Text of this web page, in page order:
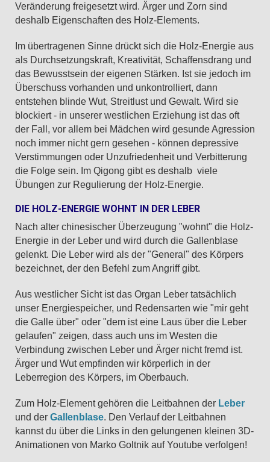
Veränderung freigesetzt wird. Ärger und Zorn sind
deshalb Eigenschaften des Holz-Elements.
Im übertragenen Sinne drückt sich die Holz-Energie aus
als Durchsetzungskraft, Kreativität, Schaffensdrang und
das Bewusstsein der eigenen Stärken. Ist sie jedoch im
Überschuss vorhanden und unkontrolliert, dann
entstehen blinde Wut, Streitlust und Gewalt. Wird sie
blockiert - in unserer westlichen Erziehung ist das oft
der Fall, vor allem bei Mädchen wird gesunde Agression
noch immer nicht gern gesehen - können depressive
Verstimmungen oder Unzufriedenheit und Verbitterung
die Folge sein. Im Qigong gibt es deshalb viele
Übungen zur Regulierung der Holz-Energie.
DIE HOLZ-ENERGIE WOHNT IN DER LEBER
Nach alter chinesischer Überzeugung "wohnt" die Holz-
Energie in der Leber und wird durch die Gallenblase
gelenkt. Die Leber wird als der "General" des Körpers
bezeichnet, der den Befehl zum Angriff gibt.
Aus westlicher Sicht ist das Organ Leber tatsächlich
unser Energiespeicher, und Redensarten wie "mir geht
die Galle über" oder "dem ist eine Laus über die Leber
gelaufen" zeigen, dass auch uns im Westen die
Verbindung zwischen Leber und Ärger nicht fremd ist.
Ärger und Wut empfinden wir körperlich in der
Leberregion des Körpers, im Oberbauch.
Zum Holz-Element gehören die Leitbahnen der Leber
und der Gallenblase. Den Verlauf der Leitbahnen
kannst du über die Links in den gelungenen kleinen 3D-
Animationen von Marko Goltnik auf Youtube verfolgen!